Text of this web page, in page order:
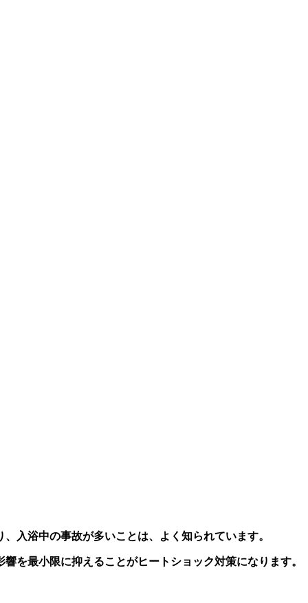
入浴中の事故が多いことは、よく知られています。
を最小限に抑えることがヒートショック対策になります。